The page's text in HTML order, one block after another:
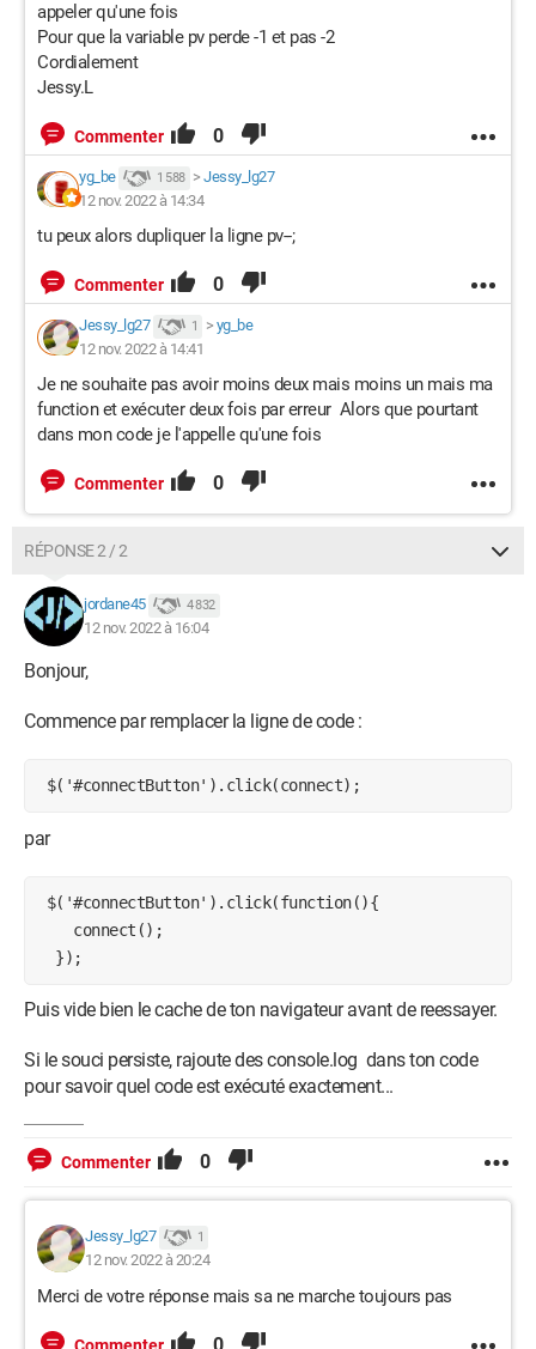
enableExtendedGiftInfo: true
}).then(state => {
$('#stateText').text(`Connected to
roomId ${state.roomId}`);
// reset stats
viewerCount = 0;
likeCount = 0;
diamondsCount = 0;
}).catch(errorMessage => {
$('#stateText').text(errorMessage);
// schedule next try if obs username
set
setTimeout(() => {
connect(window.settings.username);
}
})
} else {
}
if (data.giftName == 'Rose'){
console.log(pv)
$('#pv').html(`${pv} PV`)
$('#bar').val(pv)
document.getElementById('animal').style.marginTop =
//         setTimeout(() => {
//
"1%";
//             var audio = new
Audio('pig.wav');
//audio.play();
//           }, 50);
$('#pv').html(`${pv} PV`)
appeler qu'une fois
Pour que la variable pv perde -1 et pas -2
Cordialement
Jessy.L
Commenter 0
yg_be 1 588 > Jessy_lg27
12 nov. 2022 à 14:34
tu peux alors dupliquer la ligne pv--;
Commenter 0
Jessy_lg27 1 > yg_be
12 nov. 2022 à 14:41
Je ne souhaite pas avoir moins deux mais moins un mais ma
function et exécuter deux fois par erreur Alors que pourtant
dans mon code je l'appelle qu'une fois
Commenter 0
RÉPONSE 2 / 2
jordane45 4 832
12 nov. 2022 à 16:04
Bonjour,
Commence par remplacer la ligne de code :
$('#connectButton').click(connect);
par
  });
Puis vide bien le cache de ton navigateur avant de reessayer.
Si le souci persiste, rajoute des console.log dans ton code
pour savoir quel code est exécuté exactement...
Commenter 0
Jessy_lg27 1
12 nov. 2022 à 20:24
Merci de votre réponse mais sa ne marche toujours pas